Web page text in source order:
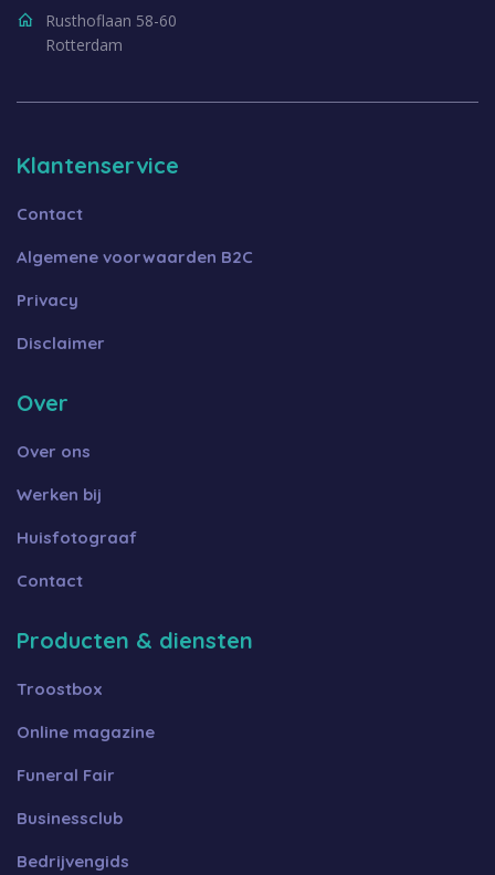
Rusthoflaan 58-60
Rotterdam
Klantenservice
Contact
Algemene voorwaarden B2C
Privacy
Disclaimer
Over
Over ons
Werken bij
Huisfotograaf
Contact
Producten & diensten
Troostbox
Online magazine
Funeral Fair
Businessclub
Bedrijvengids